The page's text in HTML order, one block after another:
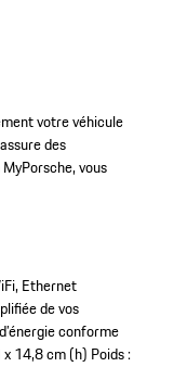
votre véhicule
des
vous
Ethernet
de vos
conforme
14,8 cm (h) Poids :